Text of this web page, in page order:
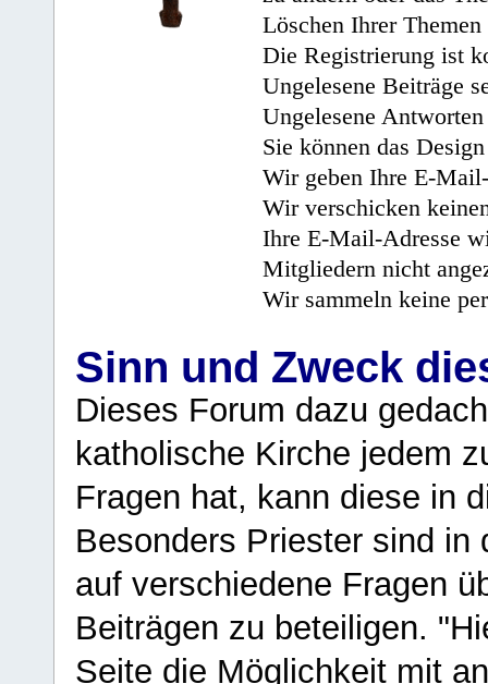
Löschen Ihrer
Die Registrierung ist
Ungelesene Beiträge
Ungelesene
Sie können das
Wir geben Ihre E-
Wir verschicken
Ihre E-Mail-Adresse
Mitgliedern nicht
Wir sammeln keine
Sinn und Zweck
Dieses Forum dazu
katholische Kirche jedem
Fragen hat, kann diese in
Besonders Priester sind in
auf verschiedene Fragen
Beiträgen zu beteiligen.
Seite die Möglichkeit mit